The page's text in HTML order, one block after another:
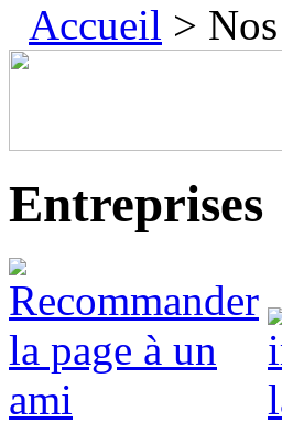
Accueil >
Entreprises